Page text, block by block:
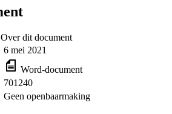
Over dit document
6 mei 2021
Word-document
701240
Geen openbaarmaking